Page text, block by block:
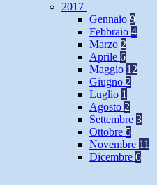
2017
Gennaio 9
Febbraio 4
Marzo 2
Aprile 6
Maggio 12
Giugno 2
Luglio 1
Agosto 2
Settembre 3
Ottobre 5
Novembre 11
Dicembre 6